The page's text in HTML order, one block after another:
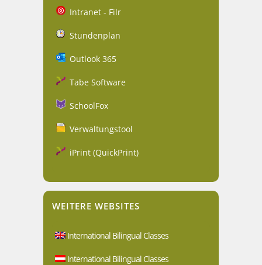
Intranet - Filr
Stundenplan
Outlook 365
Tabe Software
SchoolFox
Verwaltungstool
iPrint (QuickPrint)
WEITERE WEBSITES
International Bilingual Classes
International Bilingual Classes